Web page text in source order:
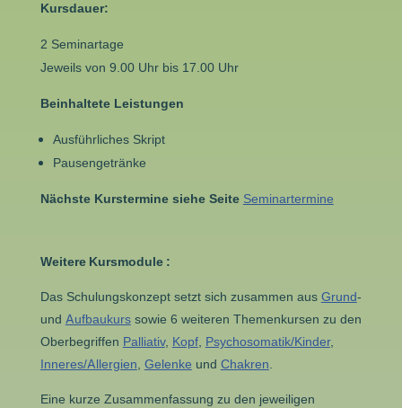
Kursdauer:
2 Seminartage
Jeweils von 9.00 Uhr bis 17.00 Uhr
Beinhaltete Leistungen
Ausführliches Skript
Pausengetränke
Nächste Kurstermine siehe Seite Seminartermine
Weitere Kursmodule :
Das Schulungskonzept setzt sich zusammen aus Grund-
und Aufbaukurssowie 6 weiteren Themenkursen zu den
Oberbegriffen Palliativ, Kopf, Psychosomatik/Kinder,
Inneres/Allergien Gelenke und Chakren
Eine kurze Zusammenfassung zu den jeweiligen